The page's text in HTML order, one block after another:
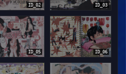
ID_02 ID_03
ID_05 ID_06